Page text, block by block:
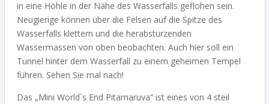
in eine Höhle in der Nähe des Wasserfalls geflohen sein.
Neugierige können über die Felsen auf die Spitze des
Wasserfalls klettern und die herabstürzenden
Wassermassen von oben beobachten. Auch hier soll ein
Tunnel hinter dem Wasserfall zu einem geheimen Tempel
führen. Sehen Sie mal nach!
Das „Mini World`s End Pitamaruva“ ist eines von 4 steil